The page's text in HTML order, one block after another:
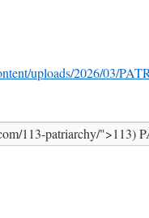
uploads/2026/03/